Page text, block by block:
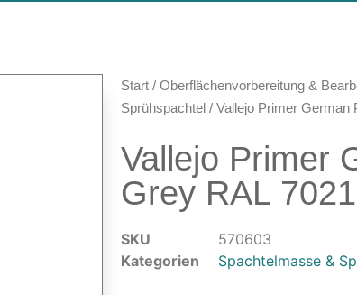
Start / Oberflächenvorbereitung &
Sprühspachtel / Vallejo Primer German
Vallejo Primer
Grey RAL
SKU
570603
Kategorien
Spachtelmasse &